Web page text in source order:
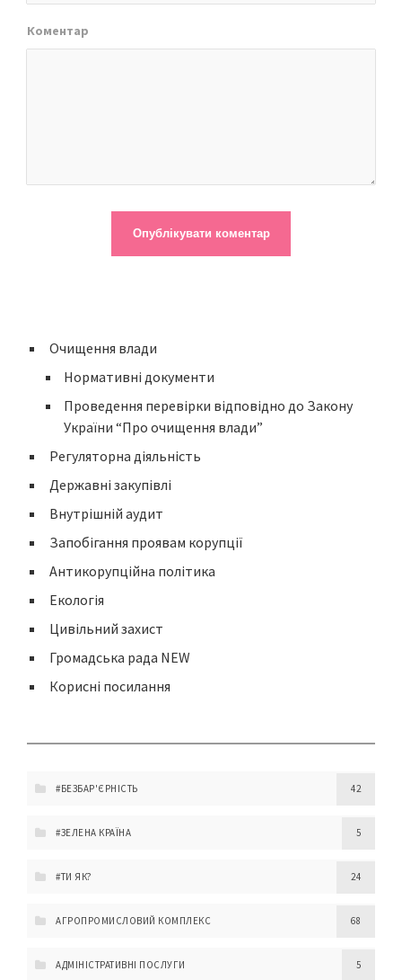
Коментар
Очищення влади
Нормативні документи
Проведення перевірки відповідно до Закону
України “Про очищення влади”
Регуляторна діяльність
Державні закупівлі
Внутрішній аудит
Запобігання проявам корупції
Антикорупційна політика
Екологія
Цивільний захист
Громадська рада NEW
Корисні посилання
#БЕЗБАР'ЄРНІСТЬ 42
#ЗЕЛЕНА КРАЇНА 5
#ТИ ЯК? 24
АГРОПРОМИСЛОВИЙ КОМПЛЕКС 68
АДМІНІСТРАТИВНІ ПОСЛУГИ 5